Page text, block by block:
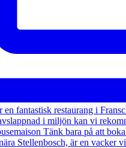
Stellenbosch, är en vacker vi